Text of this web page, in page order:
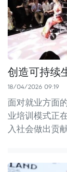
创造可持续
18/04/2026 09:19
面对就业方面
业培训模式正
入社会做出贡献